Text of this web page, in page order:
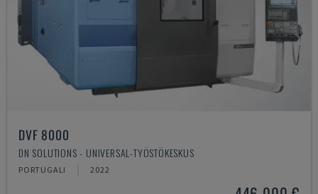
DVF 8000
DN SOLUTIONS - UNIVERSAL-TYÖSTÖKESKUS
PORTUGALI 2022